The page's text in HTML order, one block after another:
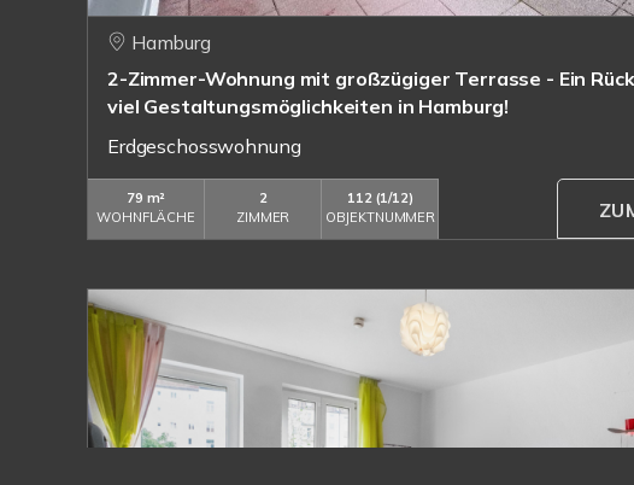
Hamburg
2-Zimmer-Wohnung mit großzügiger Terrasse - Ein
viel Gestaltungsmöglichkeiten in Hamburg!
Erdgeschosswohnung
79 m²
WOHNFLÄCHE
2
ZIMMER
112 (1/12)
OBJEKTNUMMER